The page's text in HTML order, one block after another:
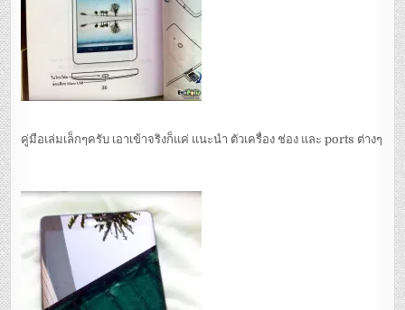
คู่มือเล่มเล็กๆครับ เอาเข้าจริงก็แค่ แนะนำ ตัวเครื่อง ช่อง และ ports ต่างๆ